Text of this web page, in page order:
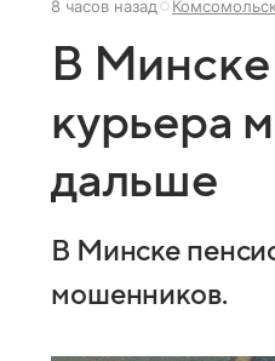
8 часов назад
В
курьера
дальше
В Минске
мошенников.